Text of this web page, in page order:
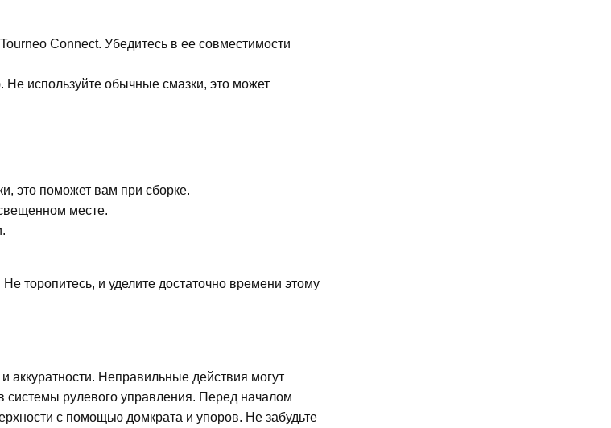
Connect. Убедитесь в ее совместимости
используйте обычные смазки, это может
это поможет вам при сборке.
месте.
торопитесь, и уделите достаточно времени этому
аккуратности. Неправильные действия могут
системы рулевого управления. Перед началом
с помощью домкрата и упоров. Не забудьте